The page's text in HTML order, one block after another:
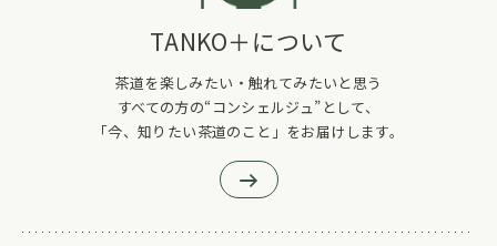
TANKO＋について
茶道を楽しみたい・触れてみたいと思う
すべての方の“コンシェルジュ”として、
「今、知りたい茶道のこと」をお届けします。